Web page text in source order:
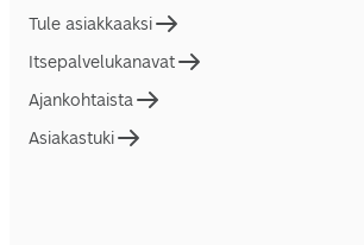
Tule asiakkaaksi
Itsepalvelukanavat
Ajankohtaista
Asiakastuki